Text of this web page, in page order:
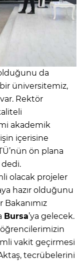
da
üniversitemiz,
Rektör
akademik
içerisine
ön plana
dedi.
olacak projeler
hazır olduğunu
Bursa’ya gelecek.
vakit geçirmesi
tecrübelerini